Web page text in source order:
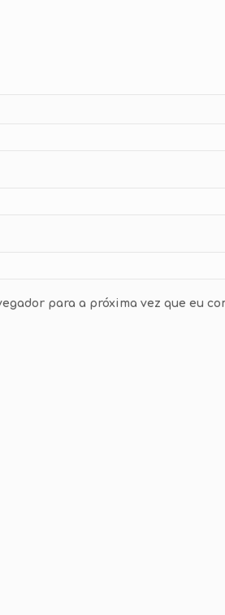
para a próxima vez que eu